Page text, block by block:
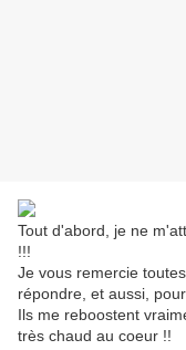
Tout d'abord, je ne
!!!
Je vous remercie
répondre, et aussi,
Ils me reboostent
très chaud au coeur !!